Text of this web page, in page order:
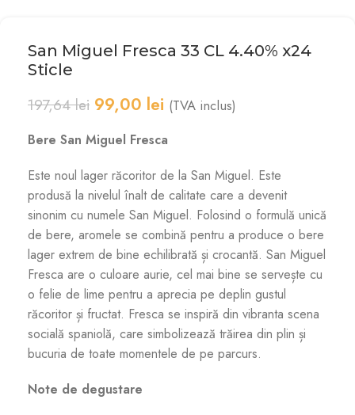
San Miguel Fresca 33 CL 4.40% x24
Sticle
197,64lei 99,00 lei (TVA inclus)
Bere San Miguel Fresca
Este noul lager răcoritor de la San Miguel. Este
produsă la nivelul înalt de calitate care a devenit
sinonim cu numele San Miguel. Folosind o formulă unică
de bere, aromele se combină pentru a produce o bere
lager extrem de bine echilibrată și crocantă. San Miguel
Fresca are o culoare aurie, cel mai bine se servește cu
o felie de lime pentru a aprecia pe deplin gustul
răcoritor și fructat. Fresca se inspiră din vibranta scena
socială spaniolă, care simbolizează trăirea din plin și
bucuria de toate momentele de pe parcurs.
Note de degustare